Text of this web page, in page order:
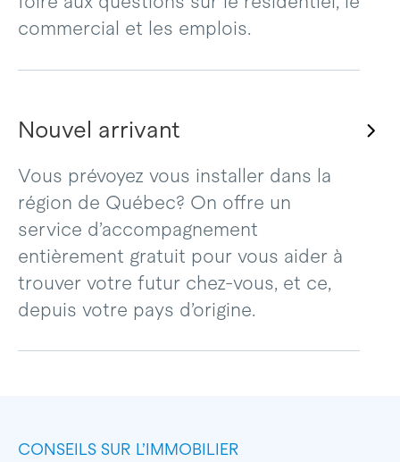
commercial et les emplois.
Nouvel arrivant
Vous prévoyez vous installer dans la
région de Québec? On offre un
service d’accompagnement
entièrement gratuit pour vous aider à
trouver votre futur chez-vous, et ce,
depuis votre pays d’origine.
CONSEILS SUR L’IMMOBILIER